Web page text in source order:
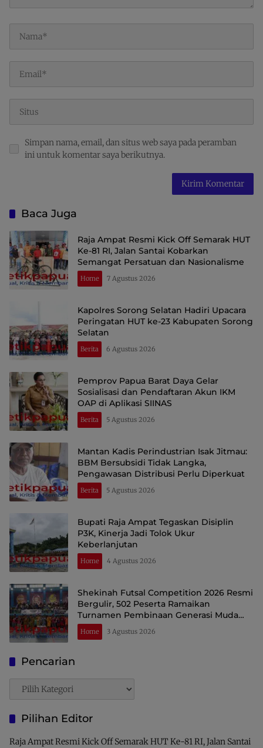
Simpan nama, email, dan situs web saya pada peramban
ini untuk komentar saya berikutnya.
Baca Juga
Raja Ampat Resmi Kick Off Semarak HUT
Ke-81 RI, Jalan Santai Kobarkan
Semangat Persatuan dan Nasionalisme
Home 7 Agustus 2026
Kapolres Sorong Selatan Hadiri Upacara
Peringatan HUT ke-23 Kabupaten Sorong
Selatan
Berita 6 Agustus 2026
Pemprov Papua Barat Daya Gelar
Sosialisasi dan Pendaftaran Akun IKM
OAP di Aplikasi SIINAS
Berita 5 Agustus 2026
Mantan Kadis Perindustrian Isak Jitmau:
BBM Bersubsidi Tidak Langka,
Pengawasan Distribusi Perlu Diperkuat
Berita 5 Agustus 2026
Bupati Raja Ampat Tegaskan Disiplin
P3K, Kinerja Jadi Tolok Ukur
Keberlanjutan
Home 4 Agustus 2026
Shekinah Futsal Competition 2026 Resmi
Bergulir, 502 Peserta Ramaikan
Turnamen Pembinaan Generasi Muda
Raja Ampat
Home 3 Agustus 2026
Pencarian
Pencarian
Pilihan Editor
Raja Ampat Resmi Kick Off Semarak HUT Ke-81 RI, Jalan Santai